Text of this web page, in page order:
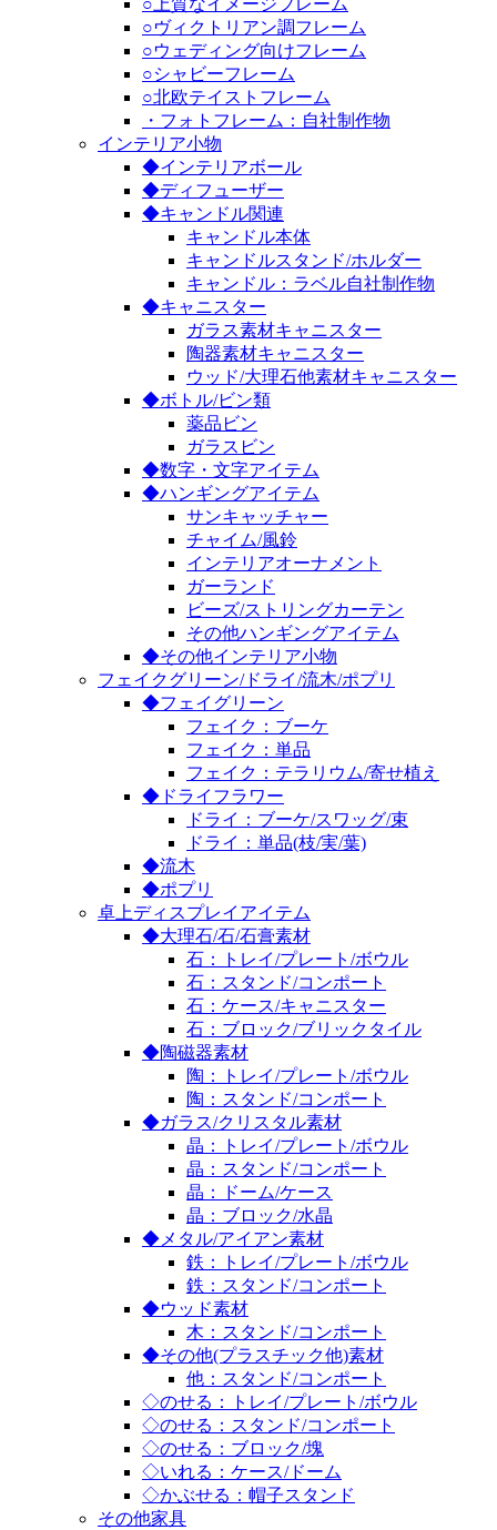
○上質なイメージフレーム
○ヴィクトリアン調フレーム
○ウェディング向けフレーム
○シャビーフレーム
○北欧テイストフレーム
・フォトフレーム：自社制作物
インテリア小物
◆インテリアボール
◆ディフューザー
◆キャンドル関連
キャンドル本体
キャンドルスタンド/ホルダー
キャンドル：ラベル自社制作物
◆キャニスター
ガラス素材キャニスター
陶器素材キャニスター
ウッド/大理石他素材キャニスター
◆ボトル/ビン類
薬品ビン
ガラスビン
◆数字・文字アイテム
◆ハンギングアイテム
サンキャッチャー
チャイム/風鈴
インテリアオーナメント
ガーランド
ビーズ/ストリングカーテン
その他ハンギングアイテム
◆その他インテリア小物
フェイクグリーン/ドライ/流木/ポプリ
◆フェイグリーン
フェイク：ブーケ
フェイク：単品
フェイク：テラリウム/寄せ植え
◆ドライフラワー
ドライ：ブーケ/スワッグ/束
ドライ：単品(枝/実/葉)
◆流木
◆ポプリ
卓上ディスプレイアイテム
◆大理石/石/石膏素材
石：トレイ/プレート/ボウル
石：スタンド/コンポート
石：ケース/キャニスター
石：ブロック/ブリックタイル
◆陶磁器素材
陶：トレイ/プレート/ボウル
陶：スタンド/コンポート
◆ガラス/クリスタル素材
晶：トレイ/プレート/ボウル
晶：スタンド/コンポート
晶：ドーム/ケース
晶：ブロック/水晶
◆メタル/アイアン素材
鉄：トレイ/プレート/ボウル
鉄：スタンド/コンポート
◆ウッド素材
木：スタンド/コンポート
◆その他(プラスチック他)素材
他：スタンド/コンポート
◇のせる：トレイ/プレート/ボウル
◇のせる：スタンド/コンポート
◇のせる：ブロック/塊
◇いれる：ケース/ドーム
◇かぶせる：帽子スタンド
その他家具